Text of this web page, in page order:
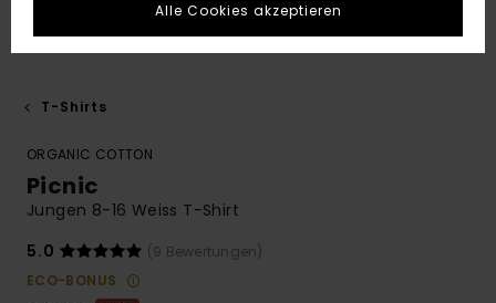
T-Shirts
ORGANIC COTTON
Picnic
Jungen 8-16 Weiss T-Shirt
5.0
(9 Bewertungen)
ECO-BONUS
Alle Cookies akzeptieren